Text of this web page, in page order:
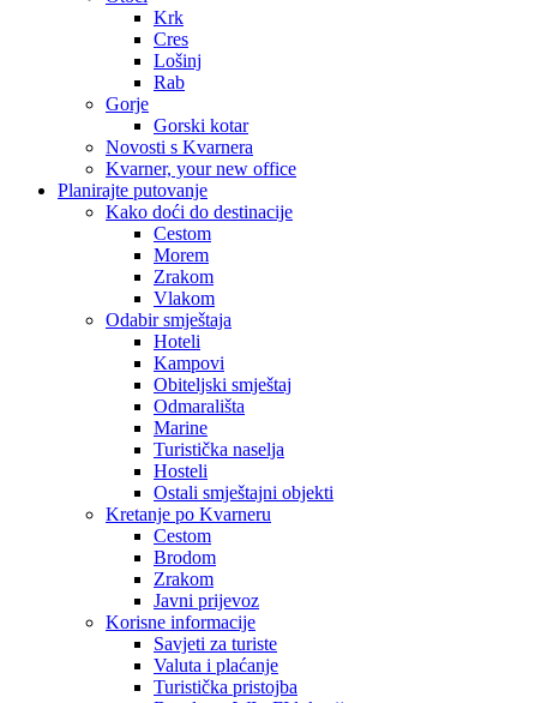
Krk
Cres
Lošinj
Rab
Gorje
Gorski kotar
Novosti s Kvarnera
Kvarner, your new office
Planirajte putovanje
Kako doći do destinacije
Cestom
Morem
Zrakom
Vlakom
Odabir smještaja
Hoteli
Kampovi
Obiteljski smještaj
Odmarališta
Marine
Turistička naselja
Hosteli
Ostali smještajni objekti
Kretanje po Kvarneru
Cestom
Brodom
Zrakom
Javni prijevoz
Korisne informacije
Savjeti za turiste
Valuta i plaćanje
Turistička pristojba